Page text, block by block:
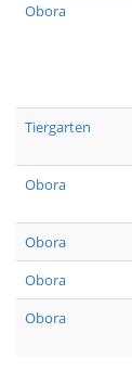
Obora
Tiergarten
Obora
Obora
Obora
Obora